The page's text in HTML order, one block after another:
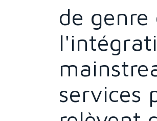
de genre
services